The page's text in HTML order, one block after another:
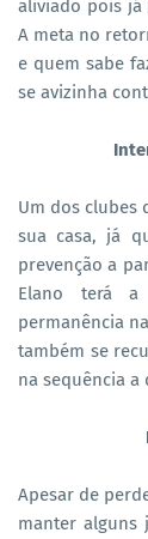
aliviado pois já
A meta no
e quem sabe
se avizinha
Um dos clubes
sua casa, já
prevenção a
Elano terá
permanência
também se
na sequência a
Apesar de
manter alguns